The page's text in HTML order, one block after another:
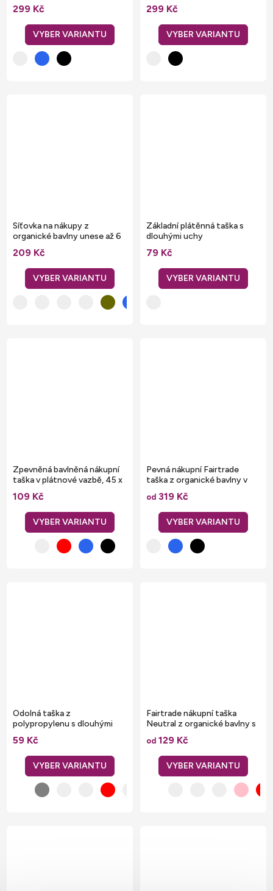
299 Kč 299 Kč
Síťovka na nákupy z
organické bavlny unese až 6
209 Kč
Základní plátěnná taška s
dlouhými uchy
79 Kč
Zpevněná bavlněná nákupní
taška v plátnové vazbě, 45 x
109 Kč
Pevná nákupní Fairtrade
taška z organické bavlny v
keprové vazbě
od 319 Kč
Odolná taška z
polypropylenu s dlouhými
uchy 70 cm
59 Kč
Fairtrade nákupní taška
Neutral z organické bavlny s
dlouhými uchy
od 129 Kč